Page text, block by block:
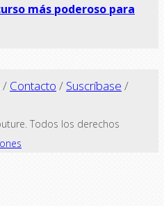
más poderoso para
/ Contacto / Suscríbase /
Todos los derechos